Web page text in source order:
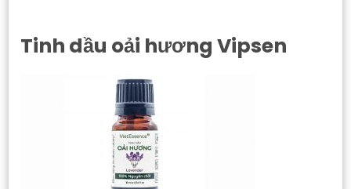
Tinh dầu oải hương Vipsen